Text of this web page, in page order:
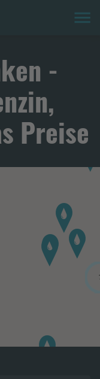
-
Preise